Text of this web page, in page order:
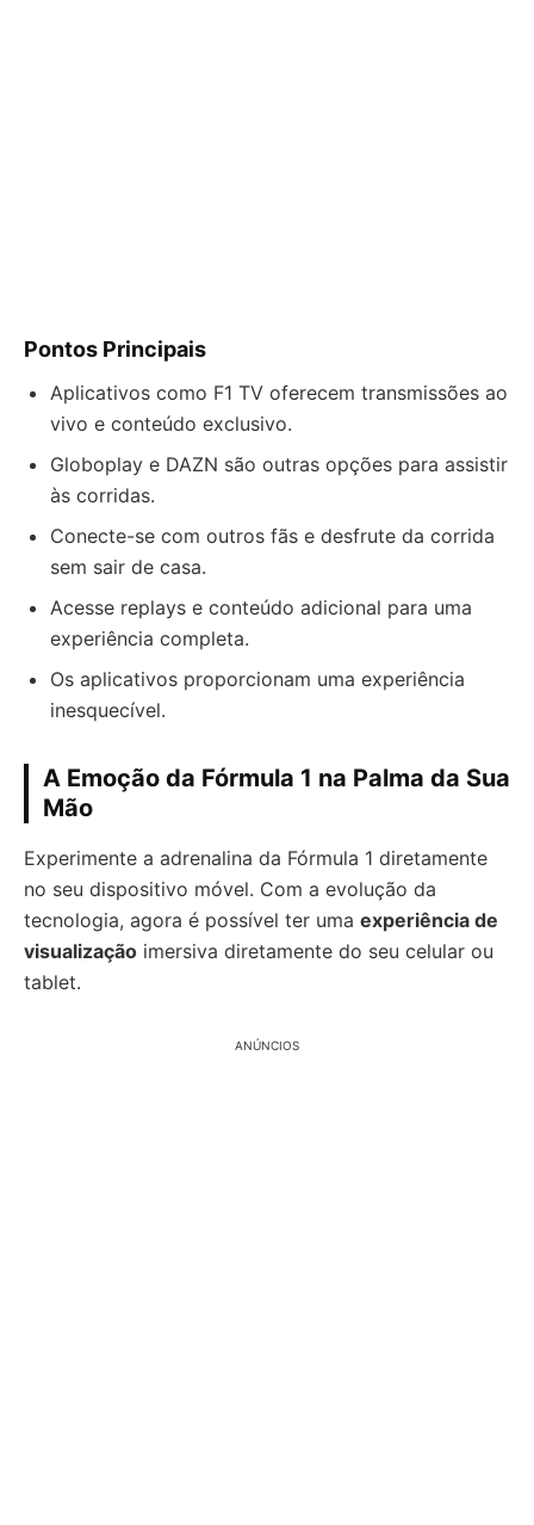
Pontos Principais
Aplicativos como F1 TV oferecem transmissões ao
vivo e conteúdo exclusivo.
Globoplay e DAZN são outras opções para assistir
às corridas.
Conecte-se com outros fãs e desfrute da corrida
sem sair de casa.
Acesse replays e conteúdo adicional para uma
experiência completa.
Os aplicativos proporcionam uma experiência
inesquecível.
A Emoção da Fórmula 1 na Palma da Sua
Mão
Experimente a adrenalina da Fórmula 1 diretamente
no seu dispositivo móvel. Com a evolução da
tecnologia, agora é possível ter uma experiência de
visualização imersiva diretamente do seu celular ou
tablet.
ANÚNCIOS